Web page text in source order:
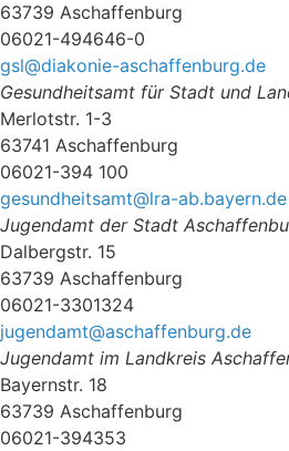
63739 Aschaffenburg
06021-494646-0
gsl@diakonie-aschaffenburg.de
Gesundheitsamt für Stadt und
Merlotstr. 1-3
63741 Aschaffenburg
06021-394 100
gesundheitsamt@lra-ab.bayern.de
Jugendamt der Stadt
Dalbergstr. 15
63739 Aschaffenburg
06021-3301324
jugendamt@aschaffenburg.de
Jugendamt im Landkreis
Bayernstr. 18
63739 Aschaffenburg
06021-394353